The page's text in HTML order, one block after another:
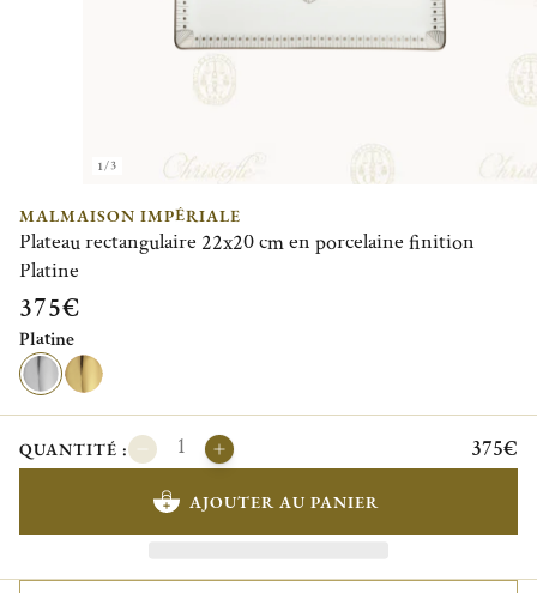
1/3
MALMAISON IMPÉRIALE
Plateau rectangulaire 22x20 cm en porcelaine finition
Platine
375€
Platine
QUANTITÉ : 375€
AJOUTER AU PANIER